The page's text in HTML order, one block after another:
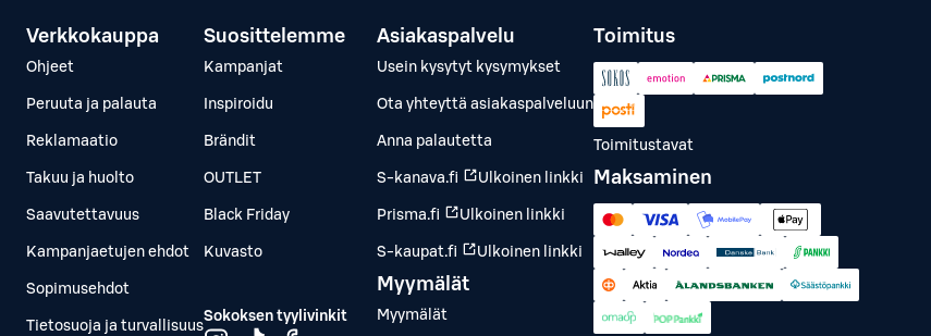
Verkkokauppa
Ohjeet
Peruuta ja palauta
Reklamaatio
Takuu ja huolto
Saavutettavuus
Kampanjaetujen ehdot
Sopimusehdot
Tietosuoja ja turvallisuus
Suosittelemme
Kampanjat
Inspiroidu
Brändit
OUTLET
Black Friday
Kuvasto
Sokoksen tyylivinkit
Asiakaspalvelu
Usein kysytyt kysymykset
Ota yhteyttä asiakaspalveluun
Anna palautetta
S-kanava.fi Ulkoinen linkki
Prisma.fi Ulkoinen linkki
S-kaupat.fi Ulkoinen linkki
Myymälät
Myymälät
Toimitus
Toimitustavat
Maksaminen